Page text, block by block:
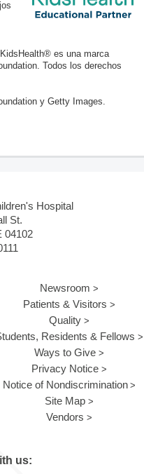
es una marca
Todos los derechos
y Getty Images.
Hospital
St.
04102
Newsroom
Patients & Visitors
Quality
Residents & Fellows
Ways to Give
Privacy Notice
Notice of Nondiscrimination
Site Map
Vendors
us: